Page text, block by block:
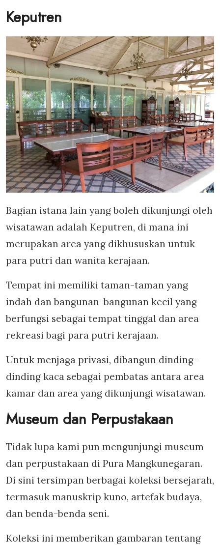
Keputren
Bagian istana lain yang boleh dikunjungi oleh
wisatawan adalah Keputren, di mana ini
merupakan area yang dikhususkan untuk
para putri dan wanita kerajaan.
Tempat ini memiliki taman-taman yang
indah dan bangunan-bangunan kecil yang
berfungsi sebagai tempat tinggal dan area
rekreasi bagi para putri kerajaan.
Untuk menjaga privasi, dibangun dinding-
dinding kaca sebagai pembatas antara area
kamar dan area yang dikunjungi wisatawan.
Museum dan Perpustakaan
Tidak lupa kami pun mengunjungi museum
dan perpustakaan di Pura Mangkunegaran.
Di sini tersimpan berbagai koleksi bersejarah,
termasuk manuskrip kuno, artefak budaya,
dan benda-benda seni.
Koleksi ini memberikan gambaran tentang